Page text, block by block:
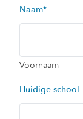
Naam*
Voornaam
Huidige school